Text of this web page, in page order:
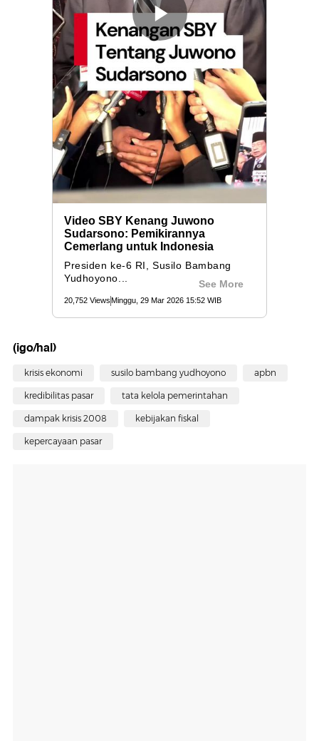
(igo/hal)
krisis ekonomi susilo bambang yudhoyono apbn
kredibilitas pasar tata kelola pemerintahan
dampak krisis 2008 kebijakan fiskal
kepercayaan pasar